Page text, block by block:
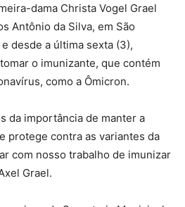
dama Christa Vogel Grael
Antônio da Silva, em São
desde a última sexta (3),
o imunizante, que contém
como a Ômicron.
da importância de manter a
protege contra as variantes da
com nosso trabalho de imunizar
Grael.